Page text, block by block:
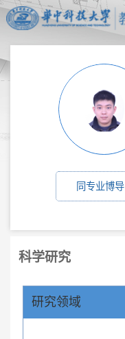
同专业博导
科学研究
研究领域